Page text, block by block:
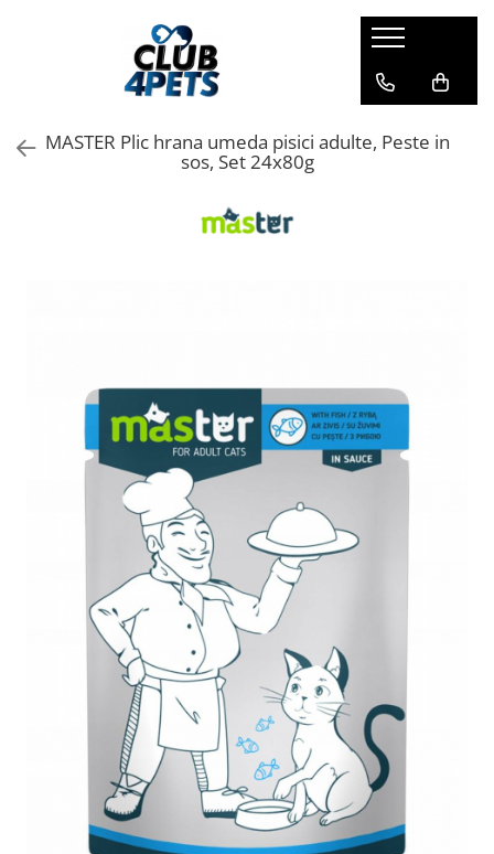
Hrana umeda
Hrana uscata
Igiena&Cosmetica
Odorizante pentru litiera
MASTER Plic hrana umeda pisici adulte, Peste in
sos, Set 24x80g